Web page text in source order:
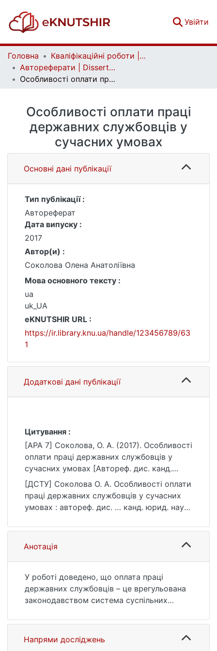
Увійти
Головна
Кваліфікаційні роботи | Qualifying works
Автореферати | Dissertation abstract
Особливості оплати праці державних службовців у сучасних умовах
Особливості оплати праці
державних службовців у
сучасних умовах
Основні дані публікації
Тип публікації :
Автореферат
Дата випуску :
2017
Автор(и) :
Соколова Олена Анатоліївна
Мова основного тексту :
ua
uk_UA
eKNUTSHIR URL :
https://ir.library.knu.ua/handle/123456789/63
1
Додаткові дані публікації
Цитування :
[APA 7] Соколова, О. А. (2017). Особливості
оплати праці державних службовців у
сучасних умовах [Автореф. дис. канд.
юрид. наук, Київський національний
університет імені Тараса Шевченка].
eKNUTSHIR.
https://ir.library.knu.ua/handle/123456789/63
1
[ДСТУ] Соколова О. А. Особливості оплати
праці державних службовців у сучасних
умовах : автореф. дис. … канд. юрид. наук
https://ir.library.knu.ua/handle/123456789/63
1 (дата звернення: 25.07.2026).
Анотація
У роботі доведено, що оплата праці
державних службовців – це врегульована
законодавством система суспільних
здійсненням за рахунок коштів
Державного бюджету регулярних
грошових виплат держслужбовцям за їх
Напрями досліджень